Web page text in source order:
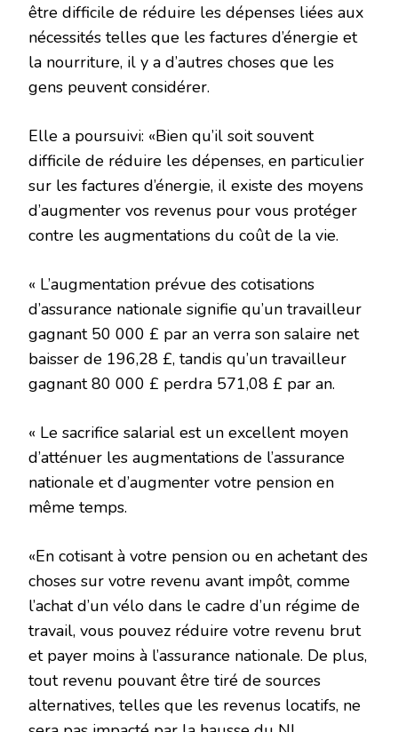
être difficile de réduire les dépenses liées aux
nécessités telles que les factures d’énergie et
la nourriture, il y a d’autres choses que les
gens peuvent considérer.
Elle a poursuivi: «Bien qu’il soit souvent
difficile de réduire les dépenses, en particulier
sur les factures d’énergie, il existe des moyens
d’augmenter vos revenus pour vous protéger
contre les augmentations du coût de la vie.
« L’augmentation prévue des cotisations
d’assurance nationale signifie qu’un travailleur
gagnant 50 000 £ par an verra son salaire net
baisser de 196,28 £, tandis qu’un travailleur
gagnant 80 000 £ perdra 571,08 £ par an.
« Le sacrifice salarial est un excellent moyen
d’atténuer les augmentations de l’assurance
nationale et d’augmenter votre pension en
même temps.
«En cotisant à votre pension ou en achetant des
choses sur votre revenu avant impôt, comme
l’achat d’un vélo dans le cadre d’un régime de
travail, vous pouvez réduire votre revenu brut
et payer moins à l’assurance nationale. De plus,
tout revenu pouvant être tiré de sources
alternatives, telles que les revenus locatifs, ne